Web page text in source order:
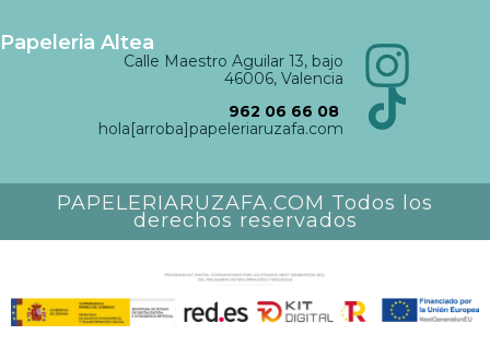
Papeleria Altea
Calle Maestro Aguilar 13, bajo
46006, Valencia
962 06 66 08
hola[arroba]papeleriaruzafa.com
PAPELERIARUZAFA.COM Todos los
derechos reservados